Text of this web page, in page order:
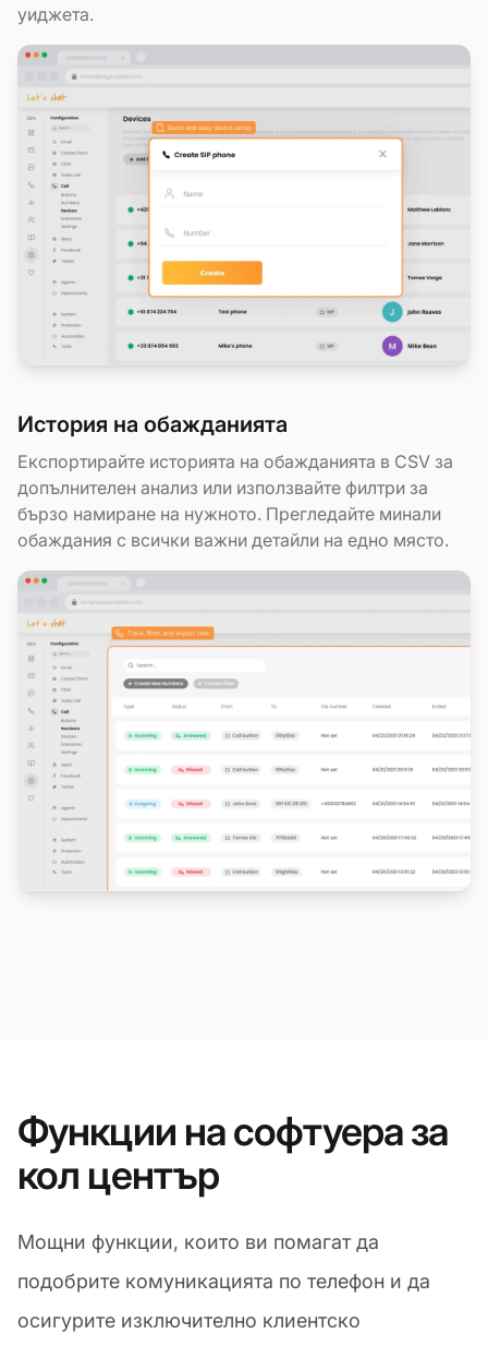
уиджета.
История на обажданията
Експортирайте историята на обажданията в CSV за
допълнителен анализ или използвайте филтри за
бързо намиране на нужното. Прегледайте минали
обаждания с всички важни детайли на едно място.
Функции на софтуера за
кол център
Мощни функции, които ви помагат да
подобрите комуникацията по телефон и да
осигурите изключително клиентско